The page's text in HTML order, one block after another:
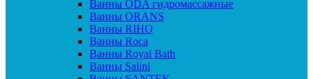
Ванны ODA гидромассажные
Ванны ORANS
Ванны RIHO
Ванны Roca
Ванны Royal Bath
Ванны Salini